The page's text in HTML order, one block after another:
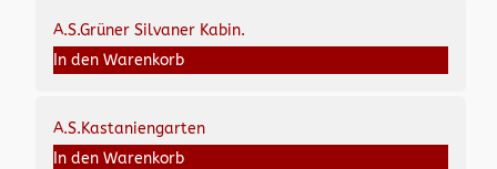
A.S.Grüner Silvaner Kabin.
In den Warenkorb
A.S.Kastaniengarten
In den Warenkorb